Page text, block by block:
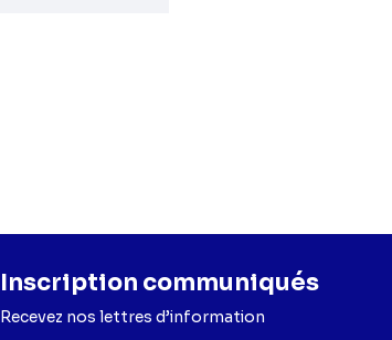
Inscription communiqués
Recevez nos lettres d’information